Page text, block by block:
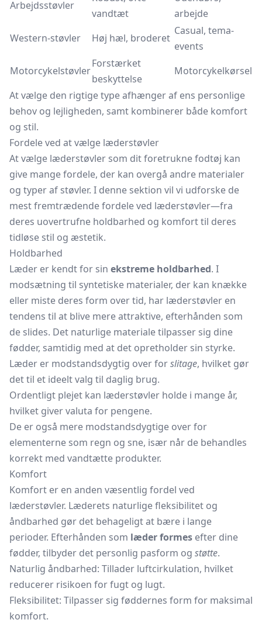
Arbejdsstøvler
vandtæt
arbejde
Western-støvler
Høj hæl, broderet
Casual, tema-
events
Motorcykelstøvler
Forstærket
beskyttelse
Motorcykelkørsel
At vælge den rigtige type afhænger af ens personlige
behov og lejligheden, samt kombinerer både komfort
og stil.
Fordele ved at vælge læderstøvler
At vælge læderstøvler som dit foretrukne fodtøj kan
give mange fordele, der kan overgå andre materialer
og typer af støvler. I denne sektion vil vi udforske de
mest fremtrædende fordele ved læderstøvler—fra
deres uovertrufne holdbarhed og komfort til deres
tidløse stil og æstetik.
Holdbarhed
Læder er kendt for sin ekstreme holdbarhed. I
modsætning til syntetiske materialer, der kan knække
eller miste deres form over tid, har læderstøvler en
tendens til at blive mere attraktive, efterhånden som
de slides. Det naturlige materiale tilpasser sig dine
fødder, samtidig med at det opretholder sin styrke.
Læder er modstandsdygtig over forslitage, hvilket gør
det til et ideelt valg til daglig brug.
Ordentligt plejet kan læderstøvler holde i mange år,
hvilket giver valuta for pengene.
De er også mere modstandsdygtige over for
elementerne som regn og sne, især når de behandles
korrekt med vandtætte produkter.
Komfort
Komfort er en anden væsentlig fordel ved
læderstøvler. Læderets naturlige fleksibilitet og
åndbarhed gør det behageligt at bære i lange
perioder. Efterhånden som læder formes efter dine
fødder, tilbyder det personlig pasform og støtte.
Naturlig åndbarhed: Tillader luftcirkulation, hvilket
reducerer risikoen for fugt og lugt.
Fleksibilitet: Tilpasser sig føddernes form for maksimal
komfort.